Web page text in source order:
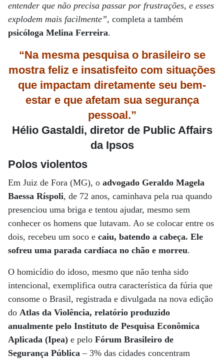
entender que não precisa passar por frustrações, e esses
explodem mais facilmente”, completa a também
psicóloga Melina Ferreira.
“Na mesma pesquisa o brasileiro se
mostra feliz e insatisfeito com situações
que impactam diretamente seu bem-
estar e que afetam sua segurança
pessoal.”
Hélio Gastaldi, diretor de Public Affairs
da Ipsos
Polos violentos
Em Juiz de Fora (MG), o advogado Geraldo Magela
Baessa Ríspoli, de 72 anos, caminhava pela rua quando
presenciou uma briga e tentou ajudar, mesmo sem
conhecer os homens que lutavam. Ao se colocar entre os
dois, recebeu um soco e caiu, batendo a cabeça. Ele
sofreu uma parada cardíaca no chão e morreu.
O homicídio do idoso, mesmo que não tenha sido
intencional, exemplifica outra característica da fúria que
consome o Brasil, registrada e divulgada na nova edição
do Atlas da Violência, relatório produzido
anualmente pelo Instituto de Pesquisa Econômica
Aplicada (Ipea) e pelo Fórum Brasileiro de
Segurança Pública – 3% das cidades concentram